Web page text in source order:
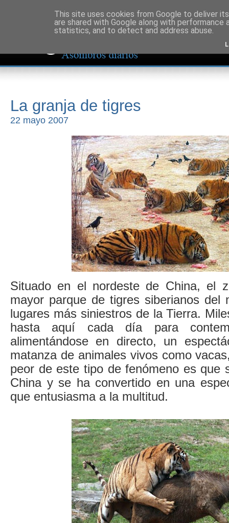
La granja de tigres
22 mayo 2007
Situado en el nordeste de China, el
mayor parque de tigres siberianos del
lugares más siniestros de la Tierra.
hasta aquí cada día para
alimentándose en directo, un
matanza de animales vivos como
peor de este tipo de fenómeno es que
China y se ha convertido en una
que entusiasma a la multitud.
This site uses cookies from Google to deliver
are shared with Google along with
statistics, and to detect and address abuse.